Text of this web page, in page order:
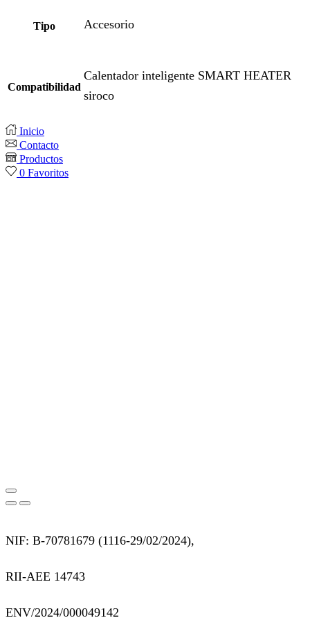
Tipo Accesorio
Compatibilidad
Calentador inteligente SMART HEATER
siroco
Inicio
Contacto
Productos
0 Favoritos
NIF: B-70781679 (1116-29/02/2024),
RII-AEE 14743
ENV/2024/000049142